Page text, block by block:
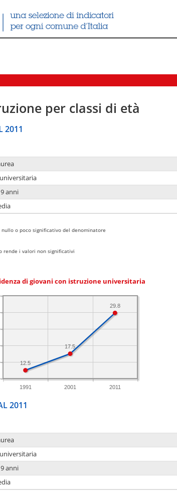
per classi di età
2011
anni
o poco significativo del denominatore
rende i valori non significativi
di giovani con istruzione universitaria
1991 2001 2011
29.8
17.5
12.5
2011
anni